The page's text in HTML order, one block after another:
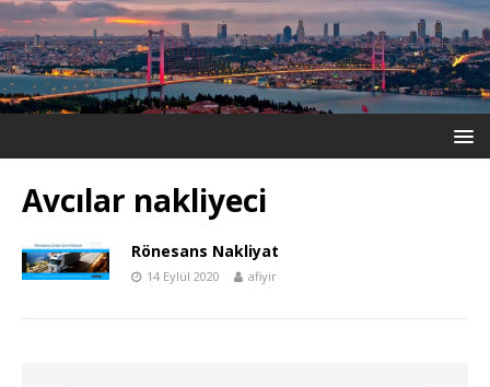
Avcılar nakliyeci
Rönesans Nakliyat
14 Eylül 2020 afiyir